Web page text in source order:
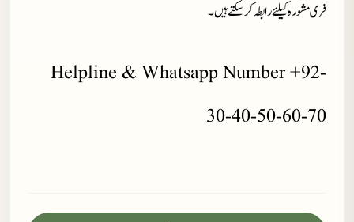
فری مشورہ کیلئے رابطہ کر سکتے ہیں۔
Helpline & Whatsapp Number +92-
30-40-50-60-70